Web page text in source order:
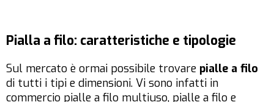
Pialla a filo: caratteristiche e tipologie
Sul mercato è ormai possibile trovare pialle a filo
di tutti i tipi e dimensioni. Vi sono infatti in
commercio pialle a filo multiuso, pialle a filo e